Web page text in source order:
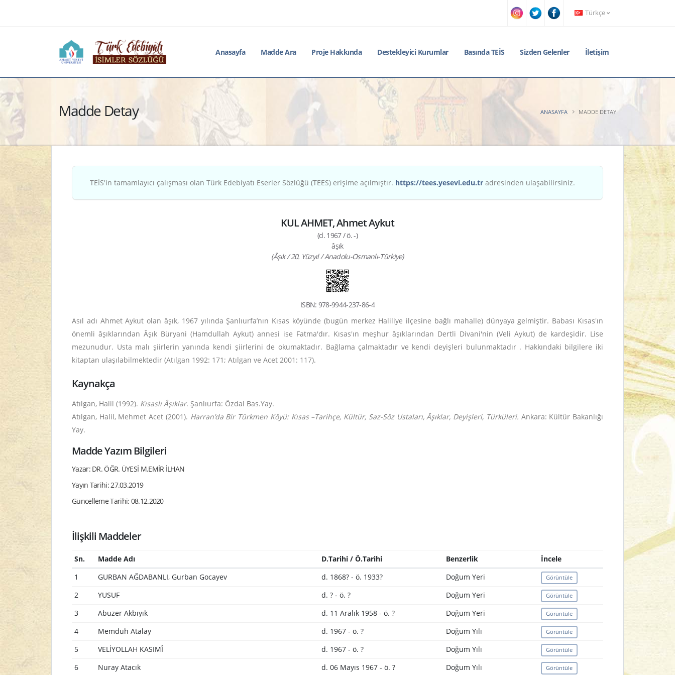
Türkçe
Anasayfa Madde Ara Proje Hakkında Destekleyici Kurumlar Basında TEİS Sizden Gelenler İletişim
Madde Detay ANASAYFA MADDE DETAY
TEİS'in tamamlayıcı çalışması olan Türk Edebiyatı Eserler Sözlüğü (TEES) erişime açılmıştır. https://tees.yesevi.edu.tr adresinden ulaşabilirsiniz.
KUL AHMET, Ahmet Aykut
(d. 1967 / ö. -)
âşık
(Âşık / 20. Yüzyıl / Anadolu-Osmanlı-Türkiye)
ISBN: 978-9944-237-86-4
Asıl adı Ahmet Aykut olan âşık, 1967 yılında Şanlıurfa’nın Kısas köyünde (bugün merkez Haliliye ilçesine bağlı mahalle) dünyaya gelmiştir. Babası Kısas'ın
önemli âşıklarından Âşık Büryani (Hamdullah Aykut) annesi ise Fatma'dır. Kısas'ın meşhur âşıklarından Dertli Divani'nin (Veli Aykut) de kardeşidir. Lise
mezunudur. Usta malı şiirlerin yanında kendi şiirlerini de okumaktadır. Bağlama çalmaktadır ve kendi deyişleri bulunmaktadır . Hakkındaki bilgilere iki
kitaptan ulaşılabilmektedir (Atılgan 1992: 171; Atılgan ve Acet 2001: 117).
Kaynakça
Atılgan, Halil (1992). Kısaslı Âşıklar. Şanlıurfa: Özdal Bas.Yay.
Atılgan, Halil, Mehmet Acet (2001). Harran’da Bir Türkmen Köyü: Kısas –Tarihçe, Kültür, Saz-Söz Ustaları, Âşıklar, Deyişleri, Türküleri. Ankara: Kültür Bakanlığı
Yay.
Madde Yazım Bilgileri
Yazar: DR. ÖĞR. ÜYESİ M.EMİR İLHAN
Yayın Tarihi: 27.03.2019
Güncelleme Tarihi: 08.12.2020
İlişkili Maddeler
Sn. Madde Adı D.Tarihi / Ö.Tarihi Benzerlik
İncele
1
GURBAN AĞDABANLI, Gurban Gocayev d. 1868? - ö. 1933? Doğum Yeri Görüntüle
2 YUSUF d. ? - ö. ? Doğum Yeri Görüntüle
3 Abuzer Akbıyık d. 11 Aralık 1958 - ö. ? Doğum Yeri Görüntüle
4 Memduh Atalay d. 1967 - ö. ? Doğum Yılı Görüntüle
5 VELİYOLLAH KASIMÎ d. 1967 - ö. ? Doğum Yılı Görüntüle
6 Nuray Atacık d. 06 Mayıs 1967 - ö. ? Doğum Yılı Görüntüle